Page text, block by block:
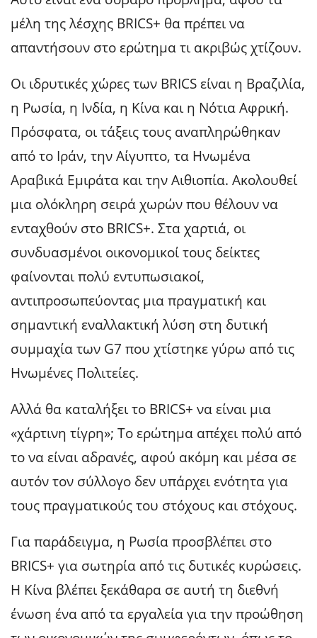
μέλη της λέσχης BRICS+ θα πρέπει να
απαντήσουν στο ερώτημα τι ακριβώς χτίζουν.
Οι ιδρυτικές χώρες των BRICS είναι η Βραζιλία,
η Ρωσία, η Ινδία, η Κίνα και η Νότια Αφρική.
Πρόσφατα, οι τάξεις τους αναπληρώθηκαν
από το Ιράν, την Αίγυπτο, τα Ηνωμένα
Αραβικά Εμιράτα και την Αιθιοπία. Ακολουθεί
μια ολόκληρη σειρά χωρών που θέλουν να
ενταχθούν στο BRICS+. Στα χαρτιά, οι
συνδυασμένοι οικονομικοί τους δείκτες
φαίνονται πολύ εντυπωσιακοί,
αντιπροσωπεύοντας μια πραγματική και
σημαντική εναλλακτική λύση στη δυτική
συμμαχία των G7 που χτίστηκε γύρω από τις
Ηνωμένες Πολιτείες.
Αλλά θα καταλήξει το BRICS+ να είναι μια
«χάρτινη τίγρη»; Το ερώτημα απέχει πολύ από
το να είναι αδρανές, αφού ακόμη και μέσα σε
αυτόν τον σύλλογο δεν υπάρχει ενότητα για
τους πραγματικούς του στόχους και στόχους.
Για παράδειγμα, η Ρωσία προσβλέπει στο
BRICS+ για σωτηρία από τις δυτικές κυρώσεις.
Η Κίνα βλέπει ξεκάθαρα σε αυτή τη διεθνή
ένωση ένα από τα εργαλεία για την προώθηση